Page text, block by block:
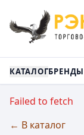
КАТАЛОГБРЕНДЫ
Failed to fetch
← В каталог